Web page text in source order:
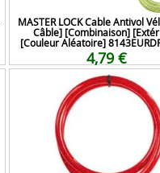
MASTER LOCK Cable Antivol
Câble] [Combinaison]
[Couleur Aléatoire]
4,79 €